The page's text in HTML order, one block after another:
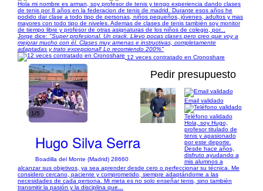
Hola mi nombre es arman, soy profesor de tenis y tengo experiencia dando clases
de tenis por 8 años en la federacion de tenis de madrid. Durante esos años he
podido dar clase a todo tipo de personas, niños pequeños, jóvenes, adultos y mas
mayores con todo tipo de niveles. Ademas de clases de tenis también soy monitor
de tiempo libre y profesor de otras asignaturas de los niños de colegio, por...
Jorge dice: "Super profesional. Un crack. Llevo pocas clases pero creo que voy a
mejorar mucho con él. Clases muy amenas e instructivas, completamente
adaptadas y trato excepcional! Lo recomiendo 200%"
12 veces contratado en Cronoshare
1/5
Pedir presupuesto
Hugo Silva Serra
Boadilla del Monte (Madrid) 28660
Email validado
Teléfono validado
Hola, soy Hugo,
profesor titulado de
tenis y apasionado
por este deporte.
Desde hace años,
disfruto ayudando a
mis alumnos a
alcanzar sus objetivos, ya sea aprender desde cero o perfeccionar su técnica. Me
considero cercano, paciente y comprometido, siempre adaptándome a las
necesidades de cada persona. Mi meta es no solo enseñar tenis, sino también
transmitir la pasión y la disciplina que...